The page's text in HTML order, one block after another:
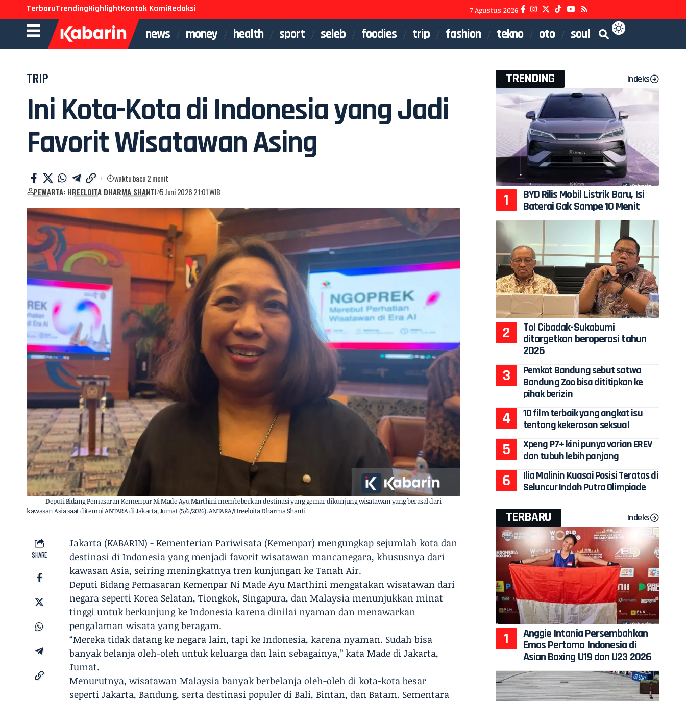
TerbaruTrendingHighlightKontak KamiRedaksi 7 Agustus 2026
news money health sport seleb foodies trip fashion tekno oto soul
TRIP
Ini Kota-Kota di Indonesia yang Jadi
Favorit Wisatawan Asing
PEWARTA: HREELOITA DHARMA SHANTI 5 Juni 2026 21:01 WIB
waktu baca 2 menit
Deputi Bidang Pemasaran Kemenpar Ni Made Ayu Marthini membeberkan destinasi yang gemar dikunjung wisatawan yang berasal dari
kawasan Asia saat ditemui ANTARA di Jakarta, Jumat (5/6/2026). ANTARA/Hreeloita Dharma Shanti
SHARE
Jakarta (KABARIN) - Kementerian Pariwisata (Kemenpar) mengungkap sejumlah kota dan
destinasi di Indonesia yang menjadi favorit wisatawan mancanegara, khususnya dari
kawasan Asia, seiring meningkatnya tren kunjungan ke Tanah Air.
Deputi Bidang Pemasaran Kemenpar Ni Made Ayu Marthini mengatakan wisatawan dari
negara seperti Korea Selatan, Tiongkok, Singapura, dan Malaysia menunjukkan minat
tinggi untuk berkunjung ke Indonesia karena dinilai nyaman dan menawarkan
pengalaman wisata yang beragam.
“Mereka tidak datang ke negara lain, tapi ke Indonesia, karena nyaman. Sudah bisa
banyak belanja oleh-oleh untuk keluarga dan lain sebagainya,” kata Made di Jakarta,
Jumat.
Menurutnya, wisatawan Malaysia banyak berbelanja oleh-oleh di kota-kota besar
seperti Jakarta, Bandung, serta destinasi populer di Bali, Bintan, dan Batam. Sementara
TRENDING Indeks
BYD Rilis Mobil Listrik Baru, Isi
Baterai Gak Sampe 10 Menit
Tol Cibadak-Sukabumi
ditargetkan beroperasi tahun
2026
Pemkot Bandung sebut satwa
Bandung Zoo bisa dititipkan ke
pihak berizin
10 film terbaik yang angkat isu
tentang kekerasan seksual
Xpeng P7+ kini punya varian EREV
dan tubuh lebih panjang
Ilia Malinin Kuasai Posisi Teratas di
Seluncur Indah Putra Olimpiade
TERBARU Indeks
Anggie Intania Persembahkan
Emas Pertama Indonesia di
Asian Boxing U19 dan U23 2026